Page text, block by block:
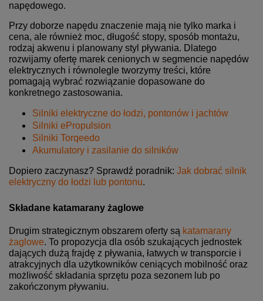
napędowego.
Przy doborze napędu znaczenie mają nie tylko marka i
cena, ale również moc, długość stopy, sposób montażu,
rodzaj akwenu i planowany styl pływania. Dlatego
rozwijamy ofertę marek cenionych w segmencie napędów
elektrycznych i równolegle tworzymy treści, które
pomagają wybrać rozwiązanie dopasowane do
konkretnego zastosowania.
Silniki elektryczne do łodzi, pontonów i jachtów
Silniki ePropulsion
Silniki Torqeedo
Akumulatory i zasilanie do silników
Dopiero zaczynasz? Sprawdź poradnik: Jak dobrać silnik
elektryczny do łodzi lub pontonu.
Składane katamarany żaglowe
Drugim strategicznym obszarem oferty są katamarany
żaglowe. To propozycja dla osób szukających jednostek
dających dużą frajdę z pływania, łatwych w transporcie i
atrakcyjnych dla użytkowników ceniących mobilność oraz
możliwość składania sprzętu poza sezonem lub po
zakończonym pływaniu.